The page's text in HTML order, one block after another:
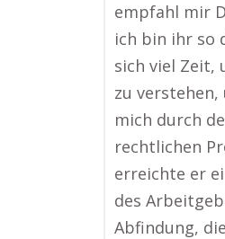
empfahl mir
ich bin ihr so
sich viel Zeit,
zu
mich durch
rechtlichen
erreichte er
des
Abfindung,